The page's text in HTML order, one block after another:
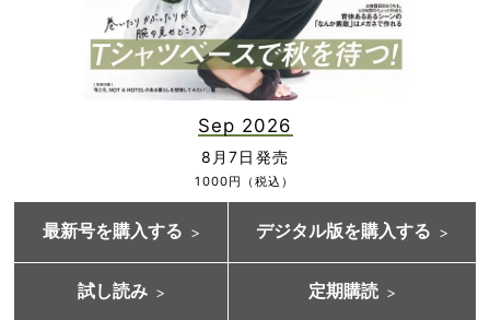
Sep 2026
8月7日発売
1000円（税込）
最新号を購入する デジタル版を購入する
試し読み 定期購読